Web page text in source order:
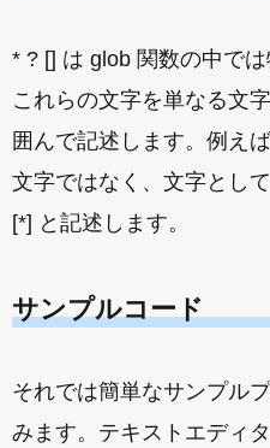
* ? [] は glob 関数の中で
これらの文字を単なる文
囲んで記述します。例え
文字ではなく、文字とし
[*] と記述します。
サンプルコード
それでは簡単なサンプル
みます。テキストエディ